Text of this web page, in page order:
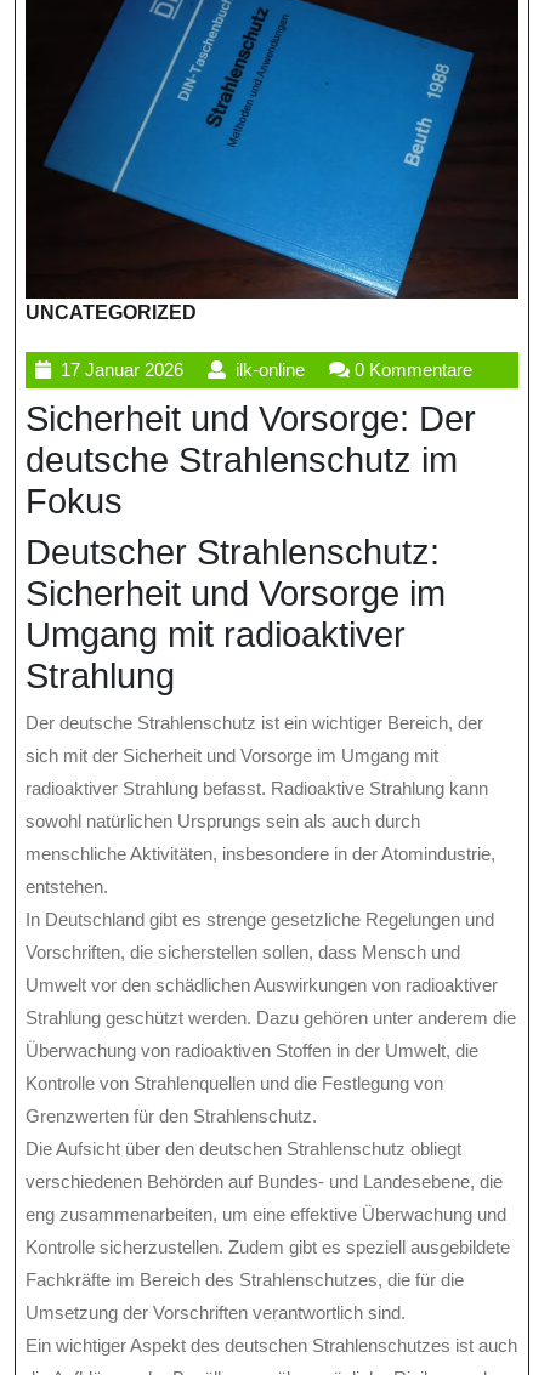
UNCATEGORIZED
17 Januar 202617
Januar
2026
ilk-onlineilk-
online
0 Kommentare
Sicherheit und Vorsorge: Der
deutsche Strahlenschutz im
Fokus
Deutscher Strahlenschutz:
Sicherheit und Vorsorge im
Umgang mit radioaktiver
Strahlung
Der deutsche Strahlenschutz ist ein wichtiger Bereich, der
sich mit der Sicherheit und Vorsorge im Umgang mit
radioaktiver Strahlung befasst. Radioaktive Strahlung kann
sowohl natürlichen Ursprungs sein als auch durch
menschliche Aktivitäten, insbesondere in der Atomindustrie,
entstehen.
In Deutschland gibt es strenge gesetzliche Regelungen und
Vorschriften, die sicherstellen sollen, dass Mensch und
Umwelt vor den schädlichen Auswirkungen von radioaktiver
Strahlung geschützt werden. Dazu gehören unter anderem die
Überwachung von radioaktiven Stoffen in der Umwelt, die
Kontrolle von Strahlenquellen und die Festlegung von
Grenzwerten für den Strahlenschutz.
Die Aufsicht über den deutschen Strahlenschutz obliegt
verschiedenen Behörden auf Bundes- und Landesebene, die
eng zusammenarbeiten, um eine effektive Überwachung und
Kontrolle sicherzustellen. Zudem gibt es speziell ausgebildete
Fachkräfte im Bereich des Strahlenschutzes, die für die
Umsetzung der Vorschriften verantwortlich sind.
Ein wichtiger Aspekt des deutschen Strahlenschutzes ist auch